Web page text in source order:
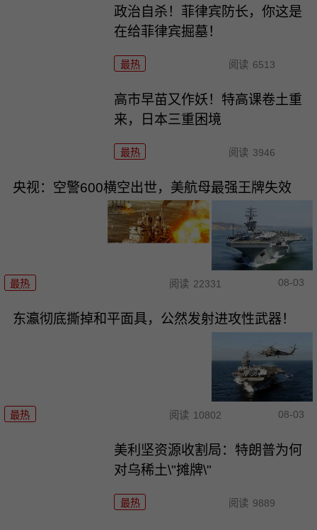
政治自杀！菲律宾防长，你这是
在给菲律宾掘墓！
最热 阅读 6513
高市早苗又作妖！特高课卷土重
来，日本三重困境
最热 阅读 3946
央视：空警600横空出世，美航母最强王牌失效
最热 阅读 22331 08-03
东瀛彻底撕掉和平面具，公然发射进攻性武器！
最热 阅读 10802 08-03
美利坚资源收割局：特朗普为何
对乌稀土\"摊牌\"
最热 阅读 9889